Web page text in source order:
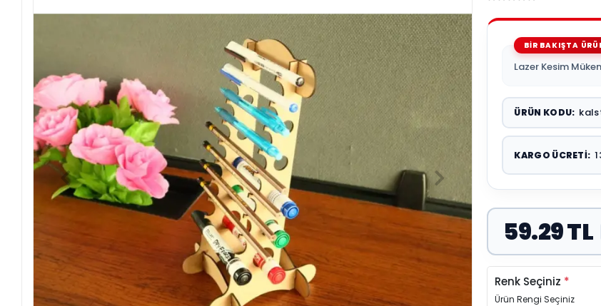
Lazer Kesim
ÜRÜN KODU:
KARGO ÜCRETI:
59.29 TL
Renk Seçiniz *
Ürün Rengi Seçiniz